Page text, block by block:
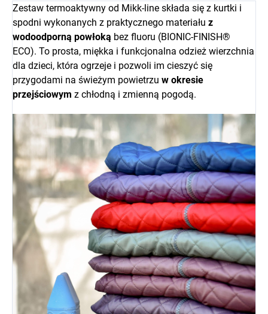
Zestaw termoaktywny od Mikk-line składa się z kurtki i
spodni wykonanych z praktycznego materiału z
wodoodporną powłoką bez fluoru (BIONIC-FINISH®
ECO). To prosta, miękka i funkcjonalna odzież wierzchnia
dla dzieci, która ogrzeje i pozwoli im cieszyć się
przygodami na świeżym powietrzu w okresie
przejściowym z chłodną i zmienną pogodą.